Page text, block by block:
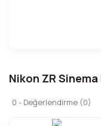
Nikon ZR
0 - Değerlendirme (0)